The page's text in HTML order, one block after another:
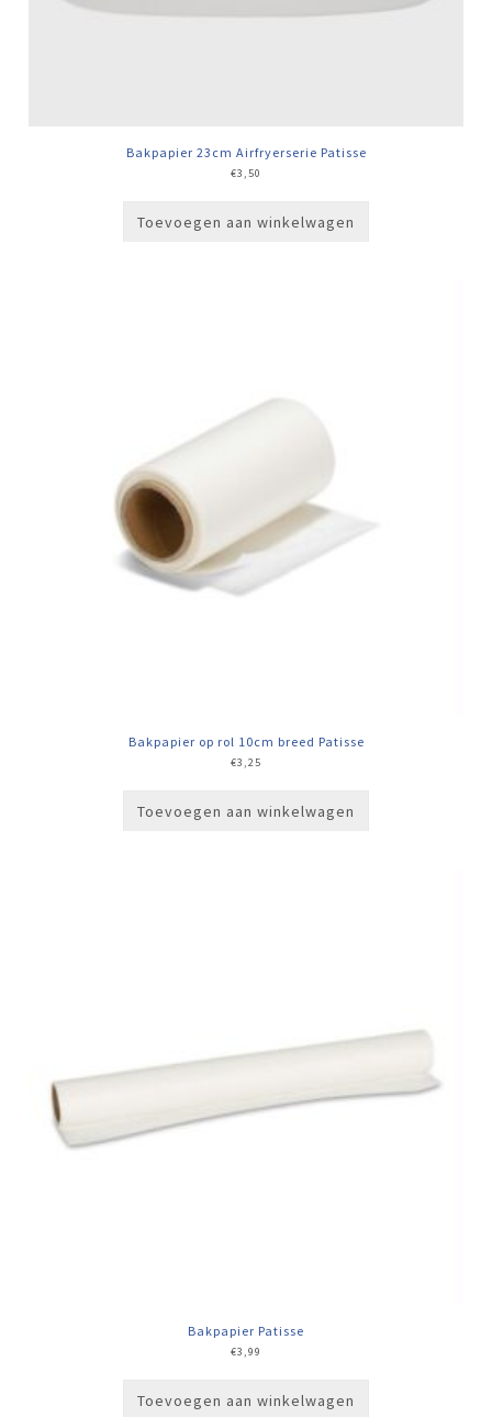
Bakpapier 23cm Airfryerserie Patisse
€3,50
Toevoegen aan winkelwagen
Bakpapier op rol 10cm breed Patisse
€3,25
Toevoegen aan winkelwagen
Bakpapier Patisse
€3,99
Toevoegen aan winkelwagen